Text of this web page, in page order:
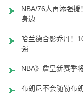
NBA/76人再添强援
身边
哈兰德合影乔丹！
强
NBA》詹皇新赛季
布朗尼不会随勒布